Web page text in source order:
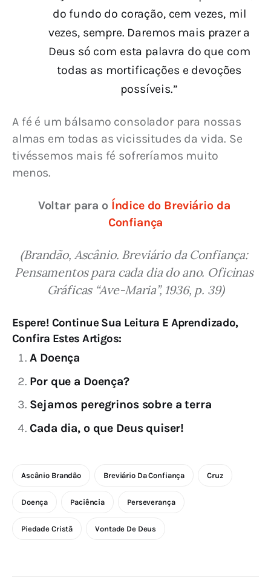
do fundo do coração, cem vezes, mil
vezes, sempre. Daremos mais prazer a
Deus só com esta palavra do que com
todas as mortificações e devoções
possíveis.”
A fé é um bálsamo consolador para nossas
almas em todas as vicissitudes da vida. Se
tivéssemos mais fé sofreríamos muito
menos.
Voltar para o Índice do Breviário da
Confiança
(Brandão, Ascânio. Breviário da Confiança:
Pensamentos para cada dia do ano. Oficinas
Gráficas “Ave-Maria”, 1936, p. 39)
Espere! Continue Sua Leitura E Aprendizado,
Confira Estes Artigos:
A Doença
Por que a Doença?
Sejamos peregrinos sobre a terra
Cada dia, o que Deus quiser!
Ascânio Brandão Breviário Da Confiança Cruz
Doença Paciência Perseverança
Piedade Cristã Vontade De Deus